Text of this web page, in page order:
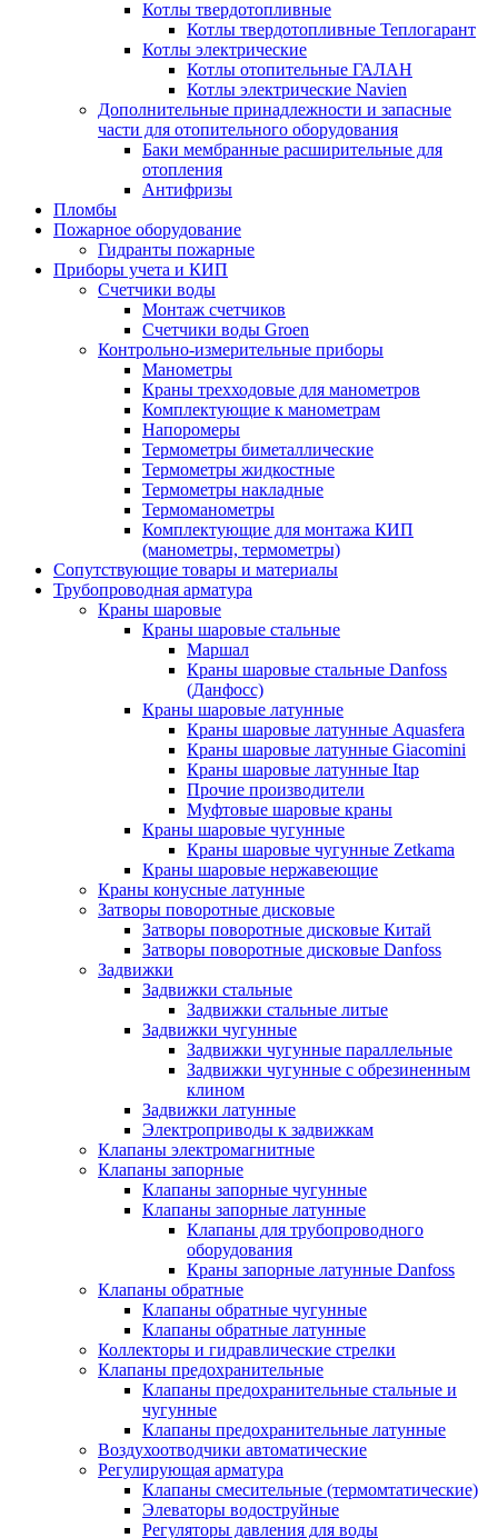
Котлы твердотопливные
Котлы твердотопливные Теплогарант
Котлы электрические
Котлы отопительные ГАЛАН
Котлы электрические Navien
Дополнительные принадлежности и запасные
части для отопительного оборудования
Баки мембранные расширительные для
отопления
Антифризы
Пломбы
Пожарное оборудование
Гидранты пожарные
Приборы учета и КИП
Счетчики воды
Монтаж счетчиков
Счетчики воды Groen
Контрольно-измерительные приборы
Манометры
Краны трехходовые для манометров
Комплектующие к манометрам
Напоромеры
Термометры биметаллические
Термометры жидкостные
Термометры накладные
Термоманометры
Комплектующие для монтажа КИП
(манометры, термометры)
Сопутствующие товары и материалы
Трубопроводная арматура
Краны шаровые
Краны шаровые стальные
Маршал
Краны шаровые стальные Danfoss
(Данфосс)
Краны шаровые латунные
Краны шаровые латунные Aquasfera
Краны шаровые латунные Giacomini
Краны шаровые латунные Itap
Прочие производители
Муфтовые шаровые краны
Краны шаровые чугунные
Краны шаровые чугунные Zetkama
Краны шаровые нержавеющие
Краны конусные латунные
Затворы поворотные дисковые
Затворы поворотные дисковые Китай
Затворы поворотные дисковые Danfoss
Задвижки
Задвижки стальные
Задвижки стальные литые
Задвижки чугунные
Задвижки чугунные параллельные
Задвижки чугунные с обрезиненным
клином
Задвижки латунные
Электроприводы к задвижкам
Клапаны электромагнитные
Клапаны запорные
Клапаны запорные чугунные
Клапаны запорные латунные
Клапаны для трубопроводного
оборудования
Краны запорные латунные Danfoss
Клапаны обратные
Клапаны обратные чугунные
Клапаны обратные латунные
Коллекторы и гидравлические стрелки
Клапаны предохранительные
Клапаны предохранительные стальные и
чугунные
Клапаны предохранительные латунные
Воздухоотводчики автоматические
Регулирующая арматура
Клапаны смесительные (термомтатические)
Элеваторы водоструйные
Регуляторы давления для воды